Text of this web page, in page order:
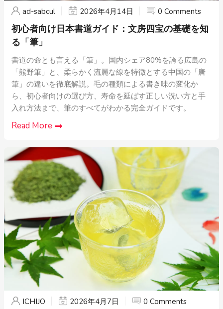
ad-sabcul 2026年4月14日 0 Comments
初心者向け日本書道ガイド：文房四宝の基礎を知
る「筆」
書道の命とも言える「筆」。国内シェア80%を誇る広島の
「熊野筆」と、柔らかく流麗な線を特徴とする中国の「唐
筆」の違いを徹底解説。毛の種類による書き味の変化か
ら、初心者向けの選び方、寿命を延ばす正しい洗い方と手
入れ方法まで、筆のすべてがわかる完全ガイドです。
Read More
ICHIJO 2026年4月7日 0 Comments